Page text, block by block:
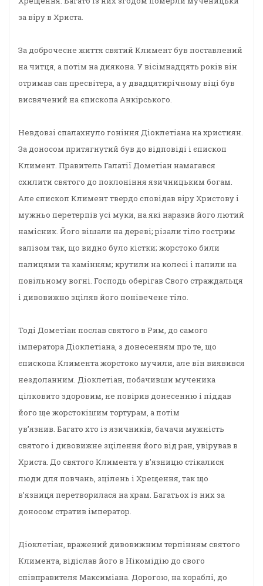
за віру в Христа.
За доброчесне життя святий Климент був поставлений
на читця, а потім на диякона. У вісімнадцять років він
отримав сан пресвітера, а у двадцятирічному віці був
висвячений на єпископа Анкірського.
Невдовзі спалахнуло гоніння Діоклетіана на християн.
За доносом притягнутий був до відповіді і єпископ
Климент. Правитель Галатії Дометіан намагався
схилити святого до поклоніння язичницьким богам.
Але єпископ Климент твердо сповідав віру Христову і
мужньо перетерпів усі муки, на які наразив його лютий
намісник. Його вішали на дереві; різали тіло гострим
залізом так, що видно було кістки; жорстоко били
палицями та камінням; крутили на колесі і палили на
повільному вогні. Господь оберігав Свого страждальця
і дивовижно зціляв його понівечене тіло.
Тоді Дометіан послав святого в Рим, до самого
імператора Діоклетіана, з донесенням про те, що
єпископа Климента жорстоко мучили, але він виявився
нездоланним. Діоклетіан, побачивши мученика
цілковито здоровим, не повірив донесенню і піддав
його ще жорстокішим тортурам, а потім
ув’язнив. Багато хто із язичників, бачачи мужність
святого і дивовижне зцілення його від ран, увірував в
Христа. До святого Климента у в’язницю стікалися
люди для повчань, зцілень і Хрещення, так що
в’язниця перетворилася на храм. Багатьох із них за
доносом стратив імператор.
Діоклетіан, вражений дивовижним терпінням святого
Климента, відіслав його в Нікомідію до свого
співправителя Максиміана. Дорогою, на кораблі, до